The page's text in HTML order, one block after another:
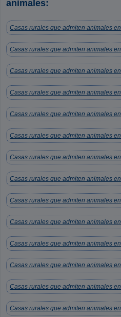
animales:
Casas rurales que admiten animales en
Casas rurales que admiten animales en
Casas rurales que admiten animales en
Casas rurales que admiten animales en
Casas rurales que admiten animales en
Casas rurales que admiten animales en
Casas rurales que admiten animales en
Casas rurales que admiten animales en
Casas rurales que admiten animales en
Casas rurales que admiten animales en
Casas rurales que admiten animales en
Casas rurales que admiten animales en
Casas rurales que admiten animales en
Casas rurales que admiten animales en